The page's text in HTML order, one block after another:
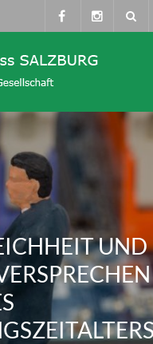
UND